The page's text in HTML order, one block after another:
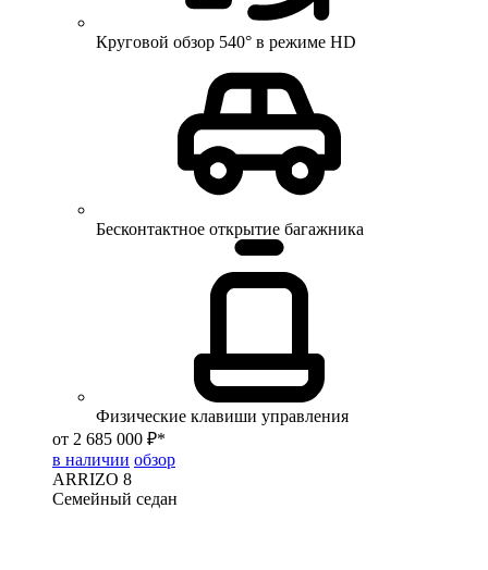
Круговой обзор 540° в режиме HD
Бесконтактное открытие багажника
Физические клавиши управления
от 2 685 000 ₽*
в наличии обзор
ARRIZO 8
Семейный седан